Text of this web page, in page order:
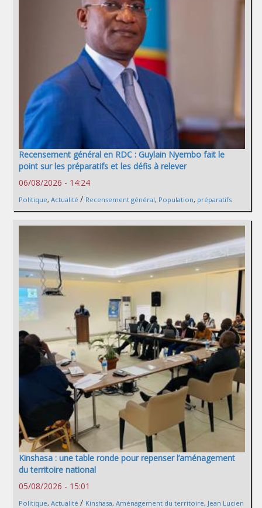
Recensement général en RDC : Guylain Nyembo fait le
point sur les préparatifs et les défis à relever
06/08/2026 - 14:24
Politique, Actualité / Recensement général, Population, préparatifs
Kinshasa : une table ronde pour repenser l’aménagement
du territoire national
05/08/2026 - 15:01
Politique, Actualité / Kinshasa, Aménagement du territoire, Jean Lucien